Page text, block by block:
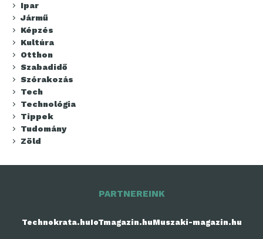
Ipar
Jármű
Képzés
Kultúra
Otthon
Szabadidő
Szórakozás
Tech
Technológia
Tippek
Tudomány
Zöld
PARTNEREINK
Technokrata.huIoTmagazin.huMuszaki-magazin.hu